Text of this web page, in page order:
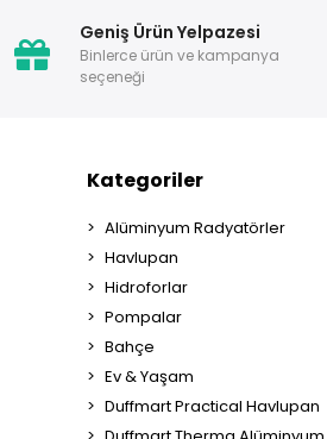
Geniş Ürün Yelpazesi
Binlerce ürün ve kampanya
seçeneği
Kategoriler
Alüminyum Radyatörler
Havlupan
Hidroforlar
Pompalar
Bahçe
Ev & Yaşam
Duffmart Practical Havlupan